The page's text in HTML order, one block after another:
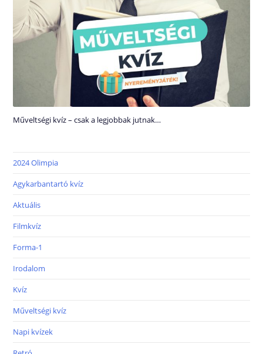
Műveltségi kvíz – csak a legjobbak jutnak…
2024 Olimpia
Agykarbantartó kvíz
Aktuális
Filmkvíz
Forma-1
Irodalom
Kvíz
Műveltségi kvíz
Napi kvízek